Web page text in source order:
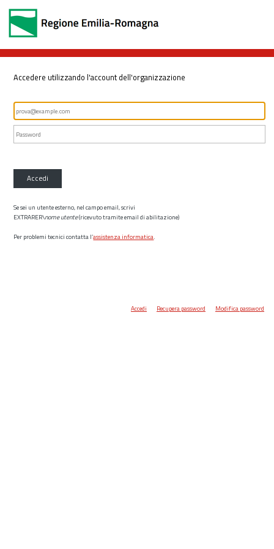
Accedere utilizzando l'account dell'organizzazione
Accedi
Se sei un utente esterno, nel campo email, scrivi
EXTRARER\nome utente(ricevuto tramite email di abilitazione)
Per problemi tecnici contatta l’assistenza informatica.
Accedi Recupera password Modifica password